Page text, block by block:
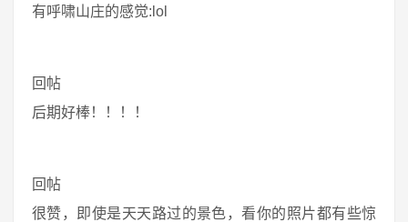
有呼啸山庄的感觉:lol
回帖
后期好棒！！！！
回帖
很赞，即使是天天路过的景色，看你的照片都有些惊